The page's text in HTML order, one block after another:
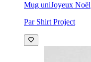
Mug uniJoyeux Noël
Par Shirt Project